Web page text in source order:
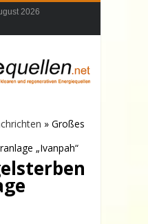
2026
» Großes
„Ivanpah“